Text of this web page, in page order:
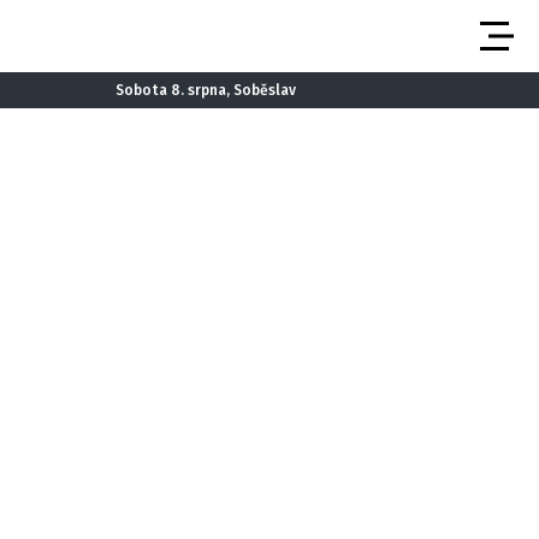
Sobota 8. srpna, Soběslav